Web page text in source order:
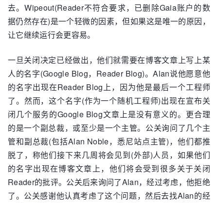
去。Wipeout(Reader不符合要求，已删除Gaia账户的数
据仍然存在)是一个轻微的因素，但如果这是唯一的原因，
让它继续运行会更容易。
一旦关闭决定已经做出，他们就需要在博客文章上写上某
人的名字(Google Blog，Reader Blog)。Alan说他愿意他
的名字出现在Reader Blog上，因为他是最后一个工程师
了。然而，这个名字(作为一个随机工程师)出现在宣布关
闭几个服务的Google Blog文章上是没有意义的。更合理
的是一个副总裁，或至少是一个主管。公关询问了几个主
管和副总裁(包括Alan Noble，悉尼站点主管)，他们都推
脱了，称他们接下来几周将会见到(外部)人员，如果他们
的名字出现在博客文章上，他们将会受到很多关于关闭
Reader的批评。公关后来询问了Alan，经过考虑，他拒绝
了。公关感谢他认真考虑了这个问题，然后去找Alan的经